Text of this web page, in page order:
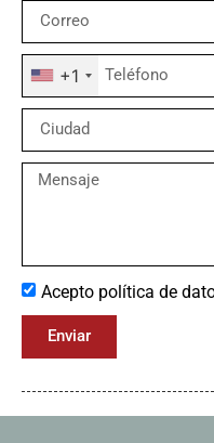
+1
Acepto política de
Enviar